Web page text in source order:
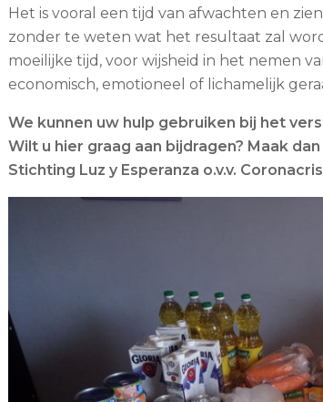
Het is vooral een tijd van afwachten en
zonder te weten wat het resultaat zal
moeilijke tijd, voor wijsheid in het nemen
economisch, emotioneel of lichamelijk
We kunnen uw hulp gebruiken bij het
Wilt u hier graag aan bijdragen? Maak
Stichting Luz y Esperanza o.v.v.